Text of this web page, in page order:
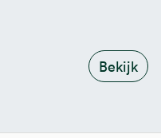
Bekijk